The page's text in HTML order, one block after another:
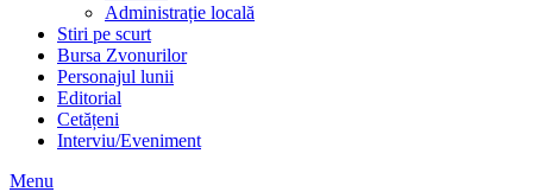
Administrație locală
Stiri pe scurt
Bursa Zvonurilor
Personajul lunii
Editorial
Cetățeni
Interviu/Eveniment
Menu